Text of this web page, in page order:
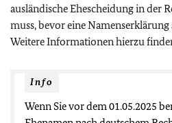
ausländische Ehescheidung in der
muss, bevor eine
Weitere Informationen hierzu
Info
Wenn Sie vor dem 01.05.2025